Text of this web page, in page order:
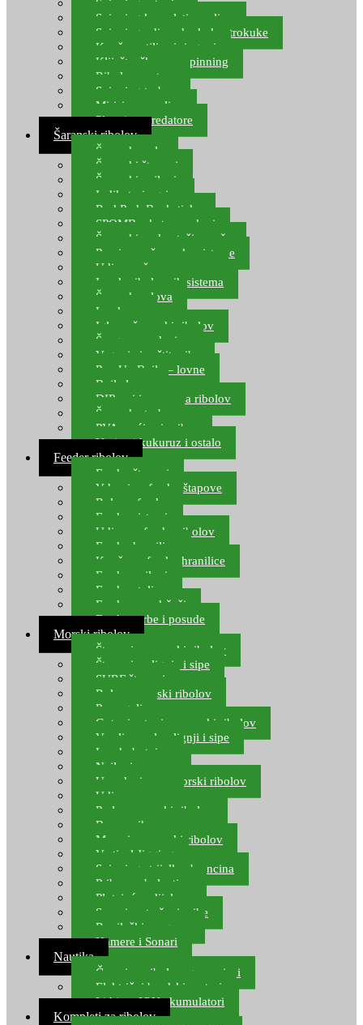
Spinning setovi
Spinning kompleti varalica
Spinning udice, dvokuke, trokuke
Kopče, vrtilice i ringovi
Kliješta, škare za spinning
Ribolov pastrve
Spinning torbe
Mirisi za varalice
Plovci za predatore
Šaranski ribolov
Šaranske role
Šaranski štapovi
Šaranski najloni
Indikatori ugriza
Rod Pod, Banksticks
SPOMB rakete, markeri
Šaranski podmetači, mreže
Pernice za šaranske sisteme
Udice za šarana, amura
Izrada ribolovnih sistema
Šaranska olova
Leadcore
Igle za šaranski ribolov
Špage, upredenice
Vaganje i zaštita ribe
Pop Up Boile – lovne
Boile lovne
DIP-ovi i arome za ribolov
Šaranske torbe
PVA vrećice i pribor
Umjetni kukuruz i ostalo
Feeder ribolov
Feeder štapovi
Vrhovi za feeder štapove
Role za feeder
Feeder sistemi
Udice za feeder ribolov
Feeder hranilice
Kopče za feeder hranilice
Feeder najloni
Feeder stolice
Feeder arm držači
Feeder torbe i posude
Morski ribolov
Štapovi za morski ribolov
Štapovi za lignje i sipe
SURF štapovi
Role za morski ribolov
Parangali
Gotovi setovi za morski ribolov
Varalice za lov lignji i sipe
Lov hobotnice
Najloni za more
Upredenice za morski ribolov
Udice za more
Perle za morski ribolov
Brum prihrana za more
Mamci za morski ribolov
Vertical Jigging
Spinning strijelke, brancina
Pribor za bolentino
Plutajuća odijela
Sonari za traženje ribe
Ronilački program
Kamere i Sonari
Nautika
Čamci za ribolov, gumenjaci
Električni brodski motori
Lithium ION akumulatori
Kompleti za ribolov